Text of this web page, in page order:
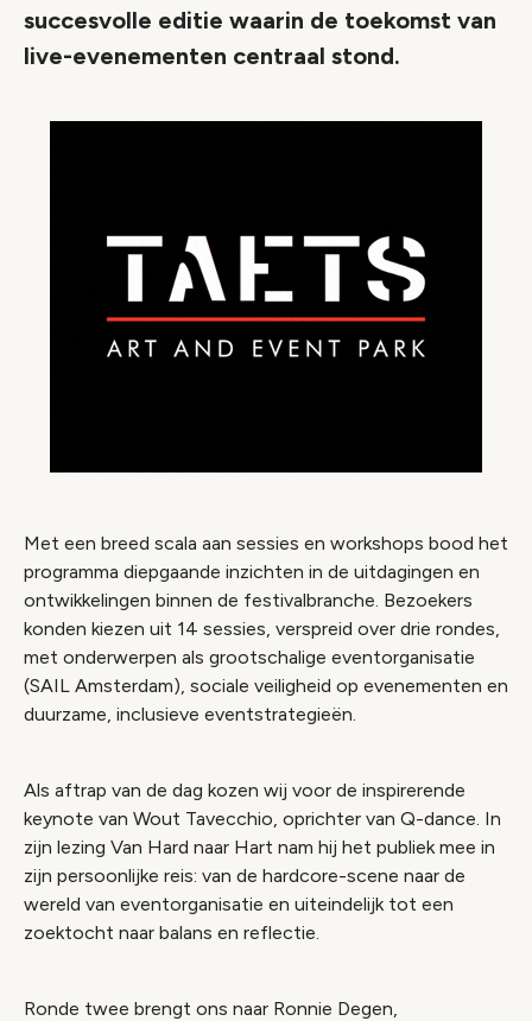
succesvolle editie waarin de toekomst van
live-evenementen centraal stond.
Met een breed scala aan sessies en workshops bood het
programma diepgaande inzichten in de uitdagingen en
ontwikkelingen binnen de festivalbranche. Bezoekers
konden kiezen uit 14 sessies, verspreid over drie rondes,
met onderwerpen als grootschalige eventorganisatie
(SAIL Amsterdam), sociale veiligheid op evenementen en
duurzame, inclusieve eventstrategieën.
Als aftrap van de dag kozen wij voor de inspirerende
keynote van Wout Tavecchio, oprichter van Q-dance. In
zijn lezing Van Hard naar Hart nam hij het publiek mee in
zijn persoonlijke reis: van de hardcore-scene naar de
wereld van eventorganisatie en uiteindelijk tot een
zoektocht naar balans en reflectie.
Ronde twee brengt ons naar Ronnie Degen,